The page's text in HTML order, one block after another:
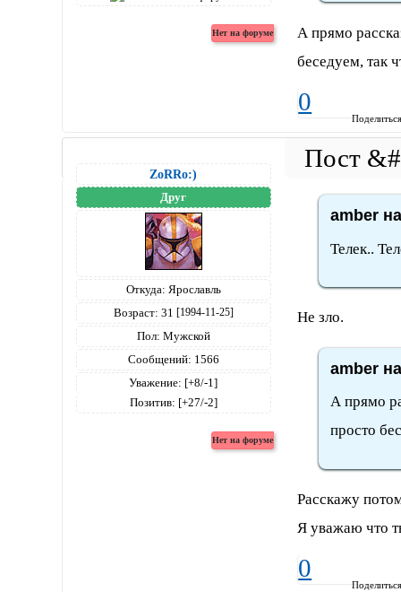
А прямо
беседуем, так
0
ZoRRo:)
Друг
Откуда: Ярославль
Возраст: 31 [1994-11-25]
Пол: Мужской
Сообщений: 1566
Уважение: [+8/-1]
Позитив: [+27/-2]
amber
Телек..
Не зло.
amber
А прямо
просто
Расскажу
Я уважаю что
0